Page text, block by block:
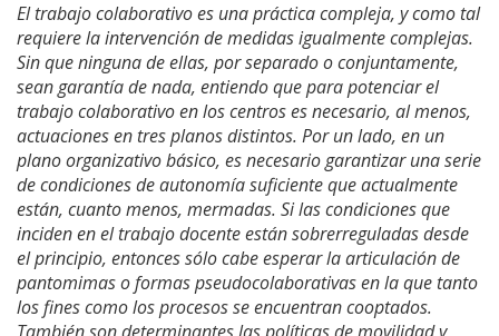
El trabajo colaborativo es una práctica compleja, y como tal
requiere la intervención de medidas igualmente complejas.
Sin que ninguna de ellas, por separado o conjuntamente,
sean garantía de nada, entiendo que para potenciar el
trabajo colaborativo en los centros es necesario, al menos,
actuaciones en tres planos distintos. Por un lado, en un
plano organizativo básico, es necesario garantizar una serie
de condiciones de autonomía suficiente que actualmente
están, cuanto menos, mermadas. Si las condiciones que
inciden en el trabajo docente están sobrerreguladas desde
el principio, entonces sólo cabe esperar la articulación de
pantomimas o formas pseudocolaborativas en la que tanto
los fines como los procesos se encuentran cooptados.